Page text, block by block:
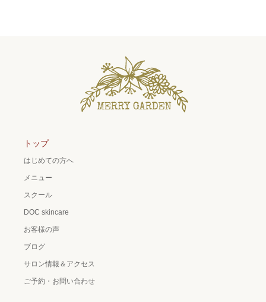
トップ
はじめての方へ
メニュー
スクール
DOC skincare
お客様の声
ブログ
サロン情報＆アクセス
ご予約・お問い合わせ